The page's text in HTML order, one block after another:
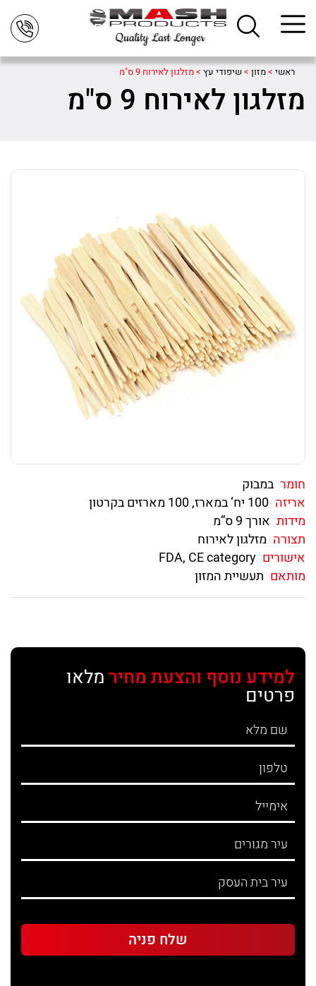
ראשי >מזון >שיפודי עץ >מזלגון לאירוח 9 ס"מ
מזלגון לאירוח 9 ס"מ
חומר במבוק
אריזה 100 יח‘ במארז, 100 מארזים בקרטון
מידות אורך 9 ס“מ
תצורה מזלגון לאירוח
אישורים FDA, CE category
מותאם תעשיית המזון
למידע נוסף והצעת מחירמלאו
פרטים